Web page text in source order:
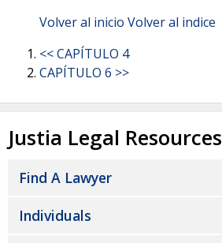
Volver al inicio Volver al indice
<< CAPÍTULO 4
CAPÍTULO 6 >>
Justia Legal Resources
Find A Lawyer
Individuals